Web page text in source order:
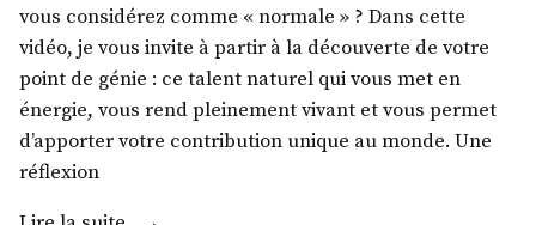
vous considérez comme « normale » ? Dans cette
vidéo, je vous invite à partir à la découverte de votre
point de génie : ce talent naturel qui vous met en
énergie, vous rend pleinement vivant et vous permet
d’apporter votre contribution unique au monde. Une
réflexion